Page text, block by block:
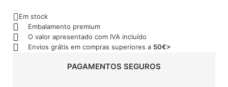
Em stock
Embalamento premium
O valor apresentado com IVA incluído
Envios grátis em compras superiores a 50€>
PAGAMENTOS SEGUROS